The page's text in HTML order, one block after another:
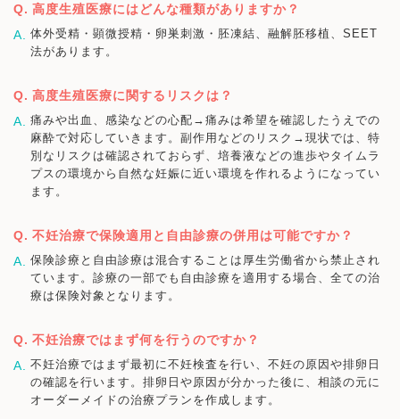
高度生殖医療にはどんな種類がありますか？
体外受精・顕微授精・卵巣刺激・胚凍結、融解胚移植、SEET
法があります。
高度生殖医療に関するリスクは？
痛みや出血、感染などの心配→痛みは希望を確認したうえでの
麻酔で対応していきます。副作用などのリスク→現状では、特
別なリスクは確認されておらず、培養液などの進歩やタイムラ
プスの環境から自然な妊娠に近い環境を作れるようになってい
ます。
不妊治療で保険適用と自由診療の併用は可能ですか？
保険診療と自由診療は混合することは厚生労働省から禁止され
ています。診療の一部でも自由診療を適用する場合、全ての治
療は保険対象となります。
不妊治療ではまず何を行うのですか？
不妊治療ではまず最初に不妊検査を行い、不妊の原因や排卵日
の確認を行います。排卵日や原因が分かった後に、相談の元に
オーダーメイドの治療プランを作成します。